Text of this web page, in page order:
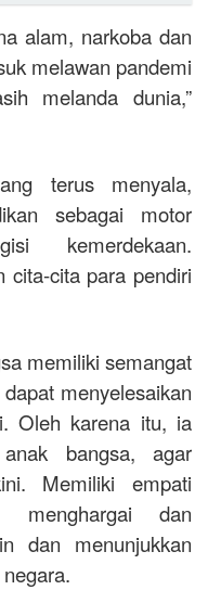
alam, narkoba dan
melawan pandemi
melanda dunia,”
terus menyala,
sebagai motor
kemerdekaan.
cita-cita para pendiri
memiliki semangat
menyelesaikan
Oleh karena itu, ia
bangsa, agar
Memiliki empati
menghargai dan
dan menunjukkan